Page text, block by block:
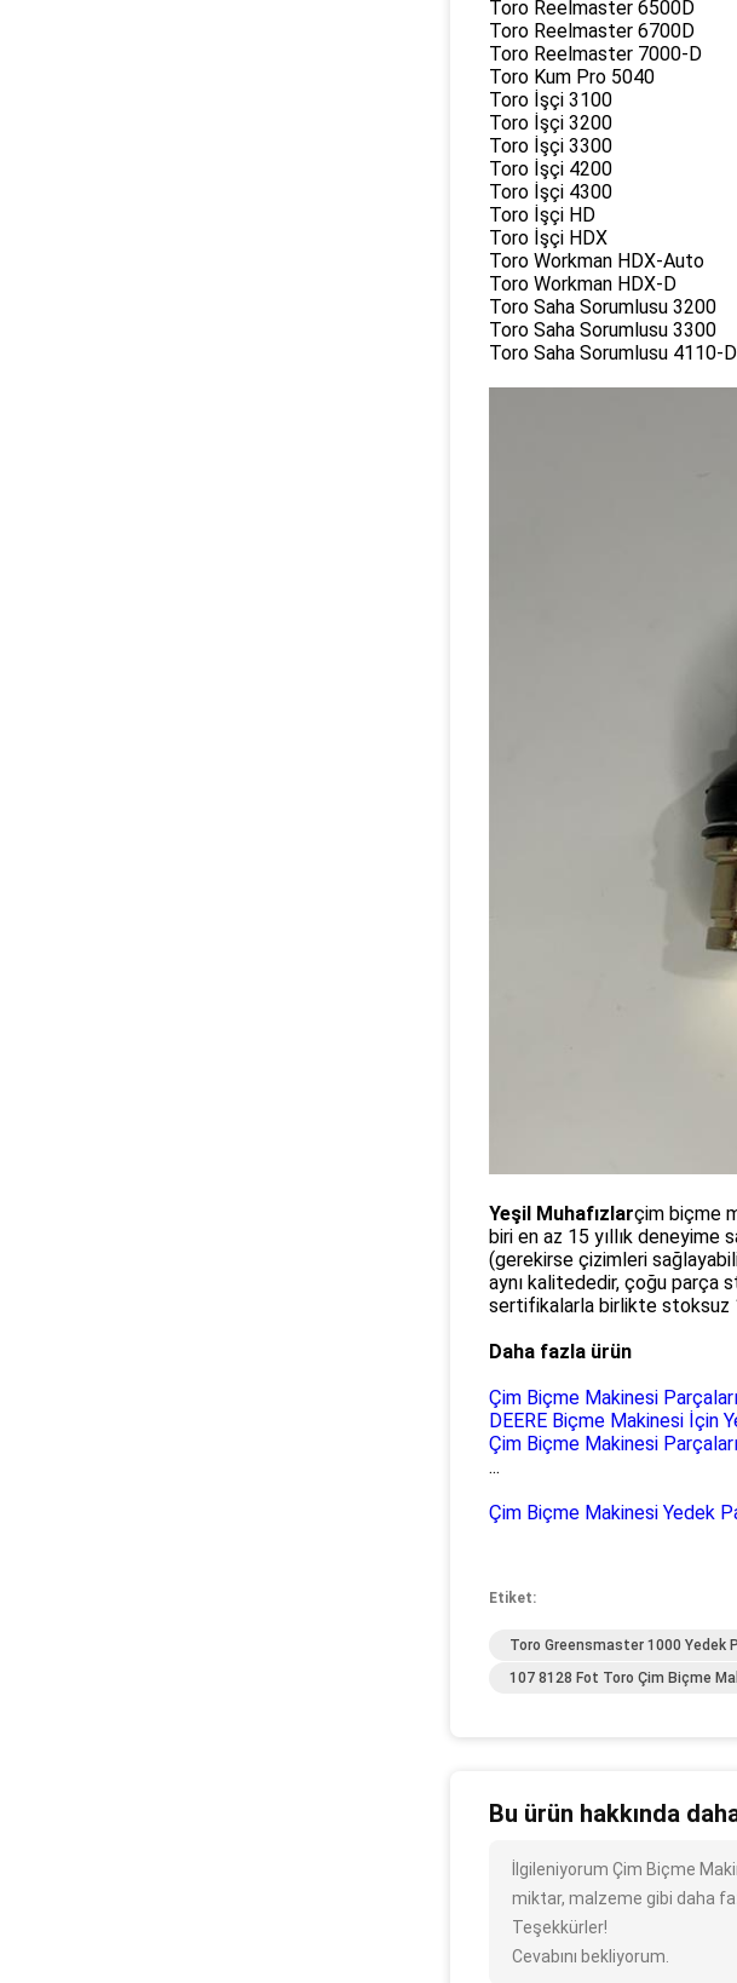
Toro Reelmaster 6500D
Toro Reelmaster 6700D
Toro Reelmaster 7000-D
Toro Kum Pro 5040
Toro İşçi 3100
Toro İşçi 3200
Toro İşçi 3300
Toro İşçi 4200
Toro İşçi 4300
Toro İşçi HD
Toro İşçi HDX
Toro Workman HDX-Auto
Toro Workman HDX-D
Toro Saha Sorumlusu 3200
Toro Saha Sorumlusu 3300
Toro Saha Sorumlusu 4110-D
Yeşil Muhafızlarçim biçme
biri en az 15 yıllık deneyime
(gerekirse çizimleri
aynı kalitededir, çoğu
sertifikalarla birlikte stoksuz
Daha fazla ürün
Çim Biçme Makinesi
DEERE Biçme Makinesi İçin
Çim Biçme Makinesi
...
Çim Biçme Makinesi Yedek
Etiket:
Toro Greensmaster 1000 Yedek
107 8128 Fot Toro Çim Biçme
Bu ürün hakkında
İlgileniyorum Çim Biçme
miktar, malzeme gibi daha
Teşekkürler!
Cevabını bekliyorum.